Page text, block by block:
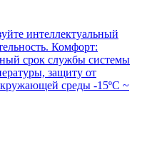
интеллектуальный
Комфорт:
срок службы системы
защиту от
среды -15ºC ~